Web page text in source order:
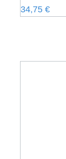
Regulärer
34,75 €